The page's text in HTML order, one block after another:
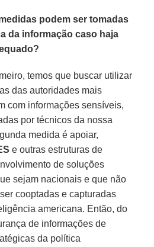
podem ser tomadas
da informação caso haja
temos que buscar utilizar
das autoridades mais
com informações sensíveis,
por técnicos da nossa
medida é apoiar,
e outras estruturas de
de soluções
sejam nacionais e que não
cooptadas e capturadas
americana. Então, do
de informações de
da política